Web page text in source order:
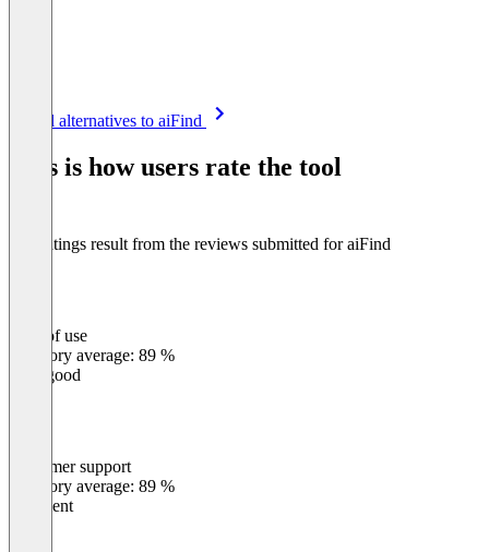
See all alternatives to aiFind
This is how users rate the tool
The ratings result from the reviews submitted for aiFind
Ease of use
Category average: 89 %
Very good
Customer support
Category average: 89 %
Excellent